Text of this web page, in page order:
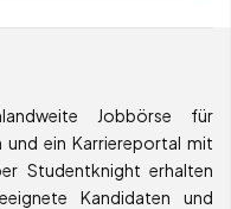
Jobbörse für
und ein Karriereportal mit
Studentknight erhalten
Kandidaten und